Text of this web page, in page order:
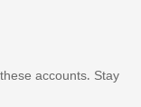
accounts. Stay